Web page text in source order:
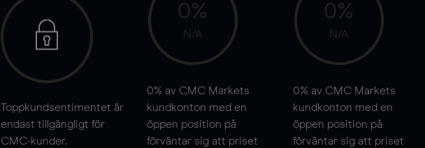
Toppkundsentimentet är
endast tillgängligt för
CMC-kunder.
0%
N/A
0% av CMC Markets
kundkonton med en
öppen position på
förväntar sig att priset
0%
N/A
0% av CMC Markets
kundkonton med en
öppen position på
förväntar sig att priset